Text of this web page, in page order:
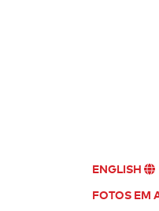
ENGLISH
FOTOS EM